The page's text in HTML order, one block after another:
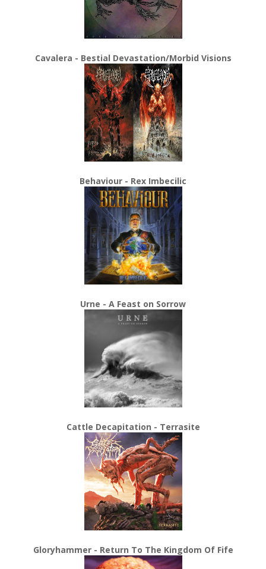
Cavalera - Bestial Devastation/Morbid Visions
Behaviour - Rex Imbecilic
Urne - A Feast on Sorrow
Cattle Decapitation - Terrasite
Gloryhammer - Return To The Kingdom Of Fife